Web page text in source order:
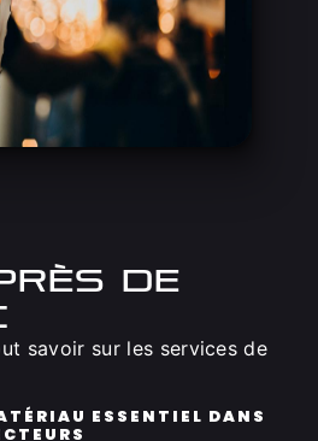
de
savoir sur les services de
ESSENTIEL DANS